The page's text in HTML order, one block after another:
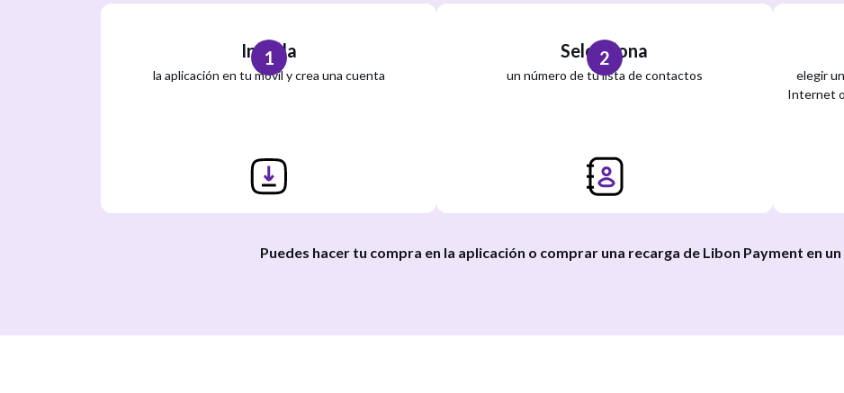
Instala
la aplicación en tu móvil y crea una cuenta
1 Selecciona
un número de tu lista de contactos
2
elegir
Internet
Puedes hacer tu compra en la aplicación o comprar una recarga de Libon Payment en un